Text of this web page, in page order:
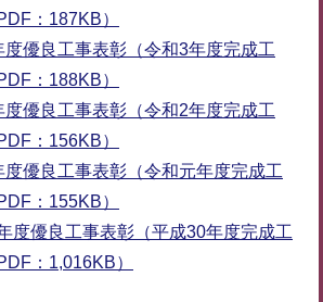
：187KB）
度優良工事表彰（令和3年度完成工
：188KB）
度優良工事表彰（令和2年度完成工
：156KB）
度優良工事表彰（令和元年度完成工
：155KB）
度優良工事表彰（平成30年度完成工
：1,016KB）